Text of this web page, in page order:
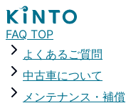
FAQ TOP
よくあるご質問
中古車について
メンテナンス・補償